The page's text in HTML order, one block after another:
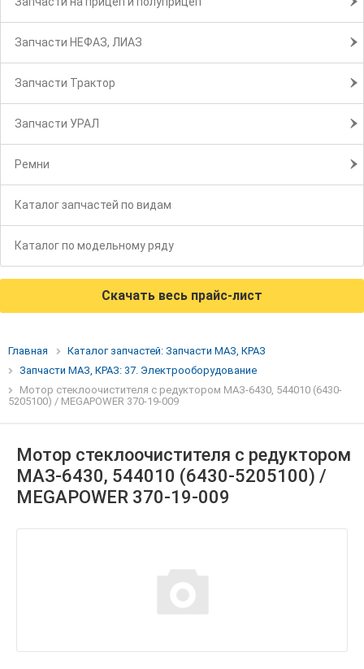
Запчасти НЕФАЗ, ЛИАЗ
Запчасти Трактор
Запчасти УРАЛ
Ремни
Каталог запчастей по видам
Каталог по модельному ряду
Скачать весь прайс-лист
Главная
Каталог запчастей: Запчасти МАЗ, КРАЗ
Запчасти МАЗ, КРАЗ: 37. Электрооборудование
Мотор стеклоочистителя с редуктором МАЗ-6430, 544010 (6430-
5205100) / MEGAPOWER 370-19-009
Мотор стеклоочистителя с редуктором
МАЗ-6430, 544010 (6430-5205100) /
MEGAPOWER 370-19-009